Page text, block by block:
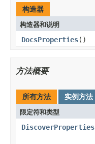
构造器
构造器和说明
DocsProperties()
方法概要
所有方法 实例方法
限定符和类型
DiscoverProperties